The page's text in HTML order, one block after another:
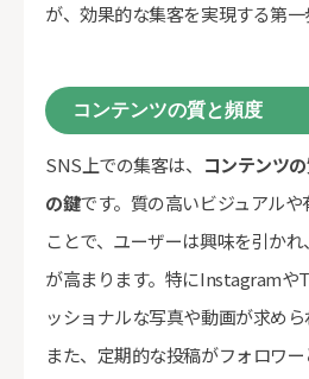
が、効果的な集客を実現する第一
コンテンツの質と頻度
SNS上での集客は、 コンテンツ
の鍵です。質の高いビジュアル
ことで、ユーザーは興味を引か
が高まります。特にInstagramや
ッショナルな写真や動画が求めら
また、定期的な投稿がフォロワ